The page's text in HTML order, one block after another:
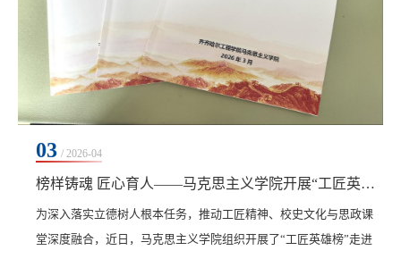
03 / 2026-04
榜样铸魂 匠心育人——马克思主义学院开展“工匠英雄榜”走进思政课堂活动
为深入落实立德树人根本任务，推动工匠精神、校史文化与思政课
堂深度融合，近日，马克思主义学院组织开展了“工匠英雄榜”走进